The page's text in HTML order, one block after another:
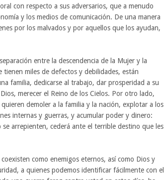
con respecto a sus adversarios, que a menudo
y los medios de comunicación. De una manera
por los malvados y por aquellos que los ayudan,
entre la descendencia de la Mujer y la
miles de defectos y debilidades, están
familia, dedicarse al trabajo, dar prosperidad a su
merecer el Reino de los Cielos. Por otro lado,
demoler a la familia y la nación, explotar a los
internas y guerras, y acumular poder y dinero:
arrepienten, cederá ante el terrible destino que les
como enemigos eternos, así como Dios y
a quienes podemos identificar fácilmente con el